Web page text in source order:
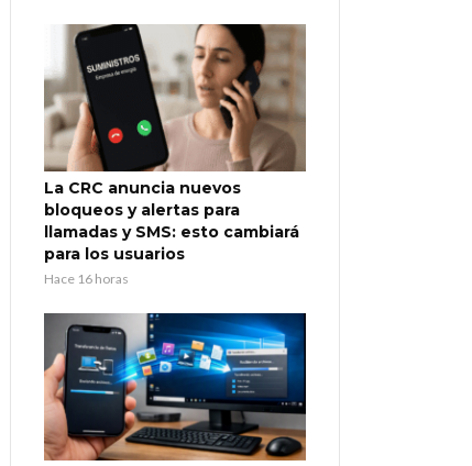
La CRC anuncia nuevos
bloqueos y alertas para
llamadas y SMS: esto cambiará
para los usuarios
Hace 16 horas